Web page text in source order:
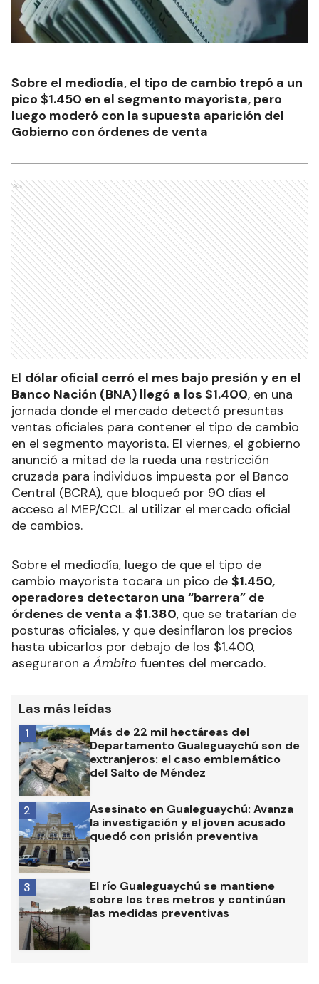
Sobre el mediodía, el tipo de cambio trepó a un
pico $1.450 en el segmento mayorista, pero
luego moderó con la supuesta aparición del
Gobierno con órdenes de venta
Ads
El dólar oficial cerró el mes bajo presión y en el
Banco Nación (BNA) llegó a los $1.400, en una
jornada donde el mercado detectó presuntas
ventas oficiales para contener el tipo de cambio
en el segmento mayorista. El viernes, el gobierno
anunció a mitad de la rueda una restricción
cruzada para individuos impuesta por el Banco
Central (BCRA), que bloqueó por 90 días el
acceso al MEP/CCL al utilizar el mercado oficial
de cambios.
Sobre el mediodía, luego de que el tipo de
cambio mayorista tocara un pico de $1.450,
operadores detectaron una “barrera” de
órdenes de venta a $1.380, que se tratarían de
posturas oficiales, y que desinflaron los precios
hasta ubicarlos por debajo de los $1.400,
aseguraron a Ámbito fuentes del mercado.
Las más leídas
Más de 22 mil hectáreas del
Departamento Gualeguaychú son de
extranjeros: el caso emblemático
del Salto de Méndez
1
Asesinato en Gualeguaychú: Avanza
la investigación y el joven acusado
quedó con prisión preventiva
2
El río Gualeguaychú se mantiene
sobre los tres metros y continúan
las medidas preventivas
3